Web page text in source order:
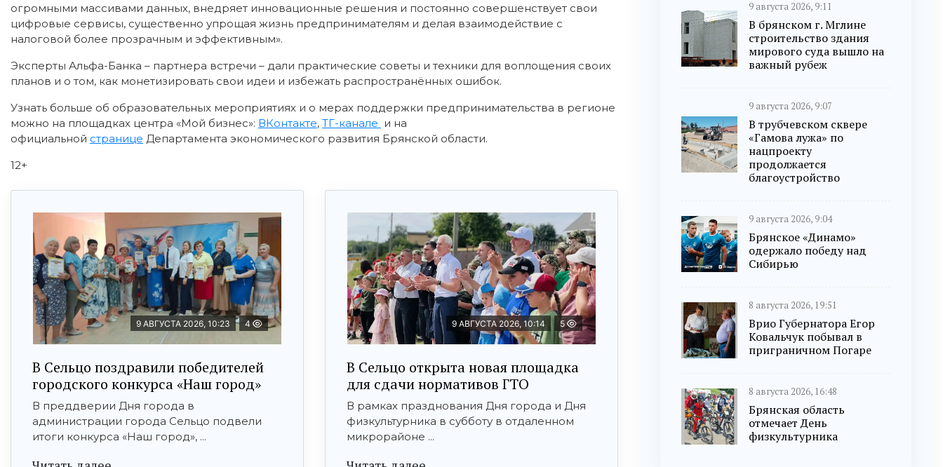
огромными массивами данных, внедряет инновационные решения и постоянно совершенствует свои
цифровые сервисы, существенно упрощая жизнь предпринимателям и делая взаимодействие с
налоговой более прозрачным и эффективным».
Эксперты Альфа-Банка – партнера встречи – дали практические советы и техники для воплощения своих
планов и о том, как монетизировать свои идеи и избежать распространённых ошибок.
Узнать больше об образовательных мероприятиях и о мерах поддержки предпринимательства в регионе
можно на площадках центра «Мой бизнес»: ВКонтакте, ТГ-канале и на
официальной странице Департамента экономического развития Брянской области.
12+
9 АВГУСТА 2026, 10:23 4
В Сельцо поздравили победителей
городского конкурса «Наш город»
В преддверии Дня города в
администрации города Сельцо подвели
итоги конкурса «Наш город», ...
9 АВГУСТА 2026, 10:14 5
В Сельцо открыта новая площадка
для сдачи нормативов ГТО
В рамках празднования Дня города и Дня
физкультурника в субботу в отдаленном
микрорайоне ...
9 августа 2026, 9:11
В брянском г. Мглине
строительство здания
мирового суда вышло на
важный рубеж
9 августа 2026, 9:07
В трубчевском сквере
«Гамова лужа» по
нацпроекту
продолжается
благоустройство
9 августа 2026, 9:04
Брянское «Динамо»
одержало победу над
Сибирью
8 августа 2026, 19:51
Врио Губернатора Егор
Ковальчук побывал в
приграничном Погаре
8 августа 2026, 16:48
Брянская область
отмечает День
физкультурника